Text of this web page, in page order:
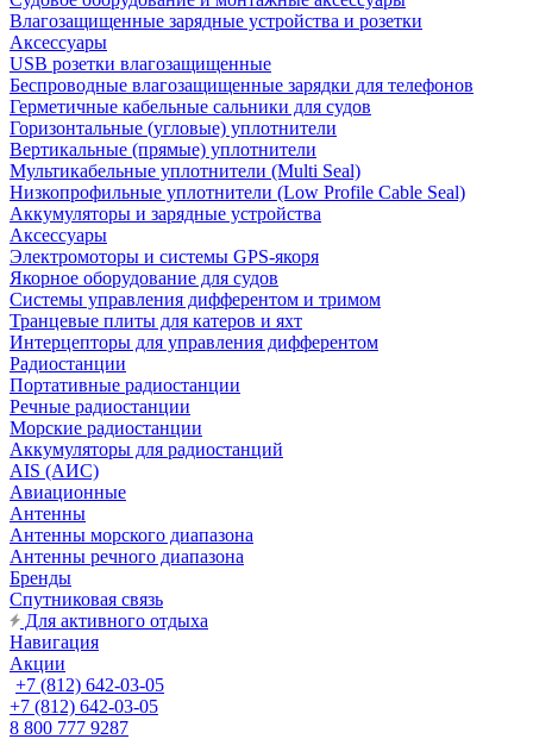
Влагозащищенные зарядные устройства и розетки
Аксессуары
USB розетки влагозащищенные
Беспроводные влагозащищенные зарядки для телефонов
Герметичные кабельные сальники для судов
Горизонтальные (угловые) уплотнители
Вертикальные (прямые) уплотнители
Мультикабельные уплотнители (Multi Seal)
Низкопрофильные уплотнители (Low Profile Cable Seal)
Аккумуляторы и зарядные устройства
Аксессуары
Электромоторы и системы GPS-якоря
Якорное оборудование для судов
Системы управления дифферентом и тримом
Транцевые плиты для катеров и яхт
Интерцепторы для управления дифферентом
Радиостанции
Портативные радиостанции
Речные радиостанции
Морские радиостанции
Аккумуляторы для радиостанций
AIS (АИС)
Авиационные
Антенны
Антенны морского диапазона
Антенны речного диапазона
Бренды
Спутниковая связь
Для активного отдыха
Навигация
Акции
+7 (812) 642-03-05
+7 (812) 642-03-05
8 800 777 9287